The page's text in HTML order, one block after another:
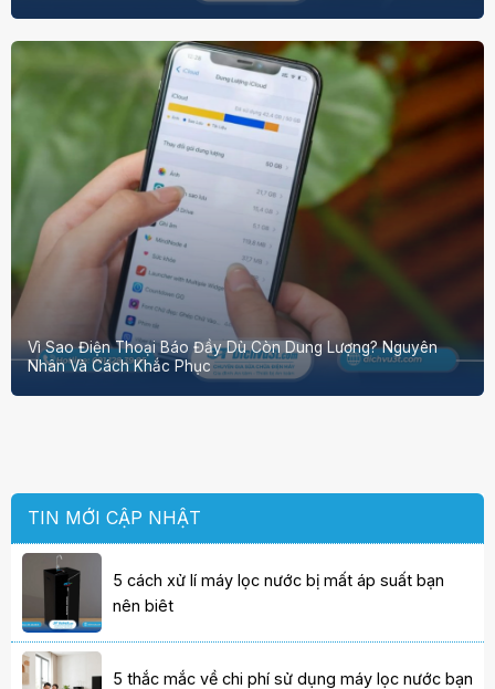
Vì Sao Điện Thoại Báo Đầy Dù Còn Dung Lượng? Nguyên
Nhân Và Cách Khắc Phục
TIN MỚI CẬP NHẬT
5 cách xử lí máy lọc nước bị mất áp suất bạn
nên biêt
5 thắc mắc về chi phí sử dụng máy lọc nước bạn